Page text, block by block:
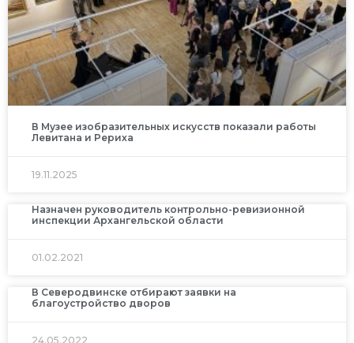
В Музее изобразительных искусств показали работы
Левитана и Рериха
19.11.2025
Назначен руководитель контрольно-ревизионной
инспекции Архангельской области
01.02.2021
В Северодвинске отбирают заявки на
благоустройство дворов
24.05.2022